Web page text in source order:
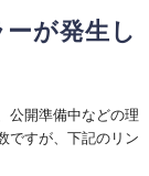
が発生し
公開準備中などの理
ですが、下記のリン